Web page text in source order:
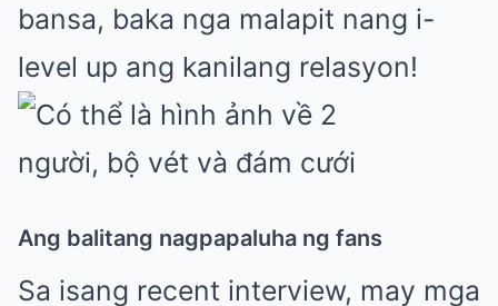
bansa, baka nga malapit nang i-
level up ang kanilang relasyon!
Ang balitang nagpapaluha ng fans
Sa isang recent interview, may mga